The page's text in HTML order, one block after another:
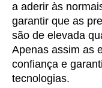
a aderir às
garantir que as
são de elevada
Apenas assim as
confiança e
tecnologias.